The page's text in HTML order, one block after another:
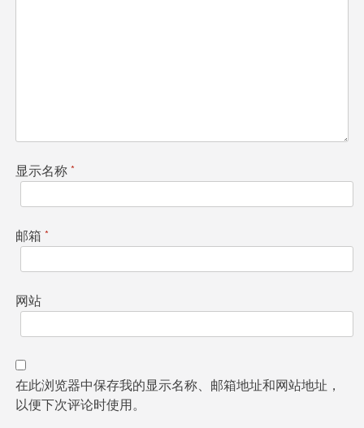
显示名称 *
邮箱 *
网站
在此浏览器中保存我的显示名称、邮箱地址和网站地址，
以便下次评论时使用。